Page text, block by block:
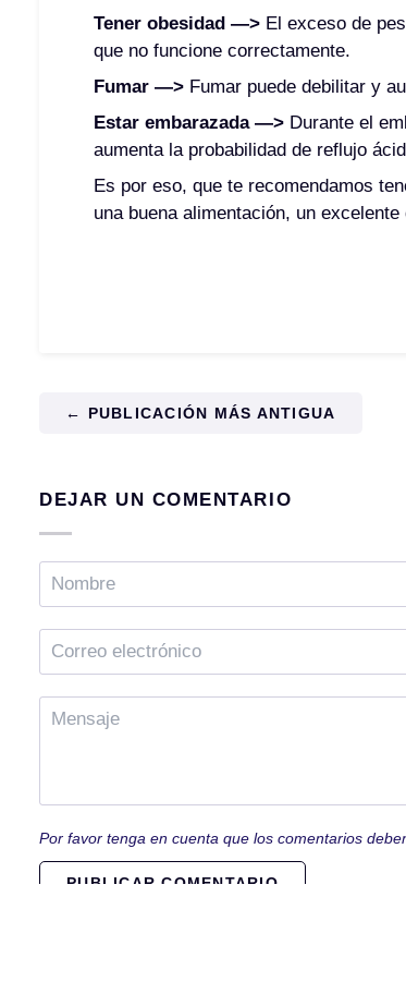
Tener obesidad —> El exceso de
que no funcione correctamente.
Fumar —> Fumar puede debilitar y
Estar embarazada —> Durante el
aumenta la probabilidad de reflujo
Es por eso, que te recomendamos
una buena alimentación, un
← PUBLICACIÓN MÁS ANTIGUA
DEJAR UN COMENTARIO
Por favor tenga en cuenta que los comentarios
PUBLICAR COMENTARIO